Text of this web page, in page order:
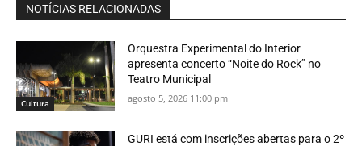
NOTÍCIAS RELACIONADAS
Cultura
Orquestra Experimental do Interior
apresenta concerto “Noite do Rock” no
Teatro Municipal
agosto 5, 2026 11:00 pm
GURI está com inscrições abertas para o 2º